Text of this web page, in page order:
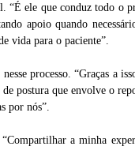
“É ele que conduz todo o
apoio quando
vida para o paciente”.
processo. “Graças a
postura que envolve o
por nós”.
a minha